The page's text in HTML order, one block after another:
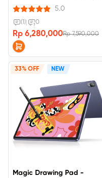
&amp; 16K Pressure Levels
5.0
(1) 0
Rp 6,280,000Rp 7,590,000
33% OFF NEW
Magic Drawing Pad -